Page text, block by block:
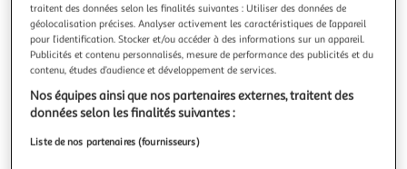
Livraison dès 6/7 jours
4,99€
Plus d'options
Vendu parMultishop 15,32€ 16,99€
Livraison dès 2/3 jours
Livraison offerte
traitent des données selon les finalités suivantes : Utiliser des données de
géolocalisation précises. Analyser activement les caractéristiques de l’appareil
pour l’identification. Stocker et/ou accéder à des informations sur un appareil.
Publicités et contenu personnalisés, mesure de performance des publicités et du
contenu, études d’audience et développement de services.
Nos équipes ainsi que nos partenaires externes, traitent des
données selon les finalités suivantes :
Liste de nos partenaires (fournisseurs)